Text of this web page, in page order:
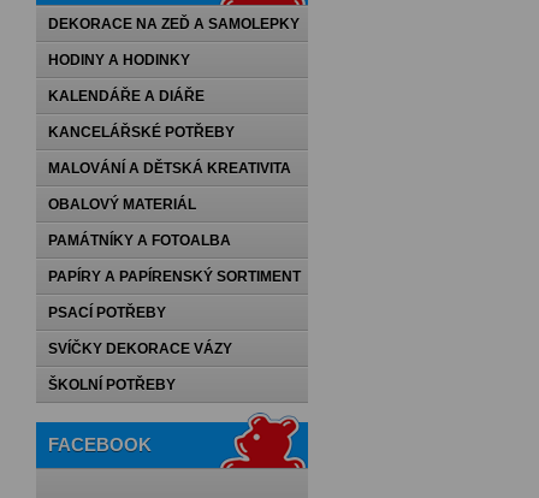
DEKORACE NA ZEĎ A SAMOLEPKY
HODINY A HODINKY
KALENDÁŘE A DIÁŘE
KANCELÁŘSKÉ POTŘEBY
MALOVÁNÍ A DĚTSKÁ KREATIVITA
OBALOVÝ MATERIÁL
PAMÁTNÍKY A FOTOALBA
PAPÍRY A PAPÍRENSKÝ SORTIMENT
PSACÍ POTŘEBY
SVÍČKY DEKORACE VÁZY
ŠKOLNÍ POTŘEBY
FACEBOOK